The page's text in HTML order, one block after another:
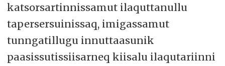
katsorsartinnissamut ilaquttanullu
tapersersuinissaq, imigassamut
tunngatillugu innuttaasunik
paasissutissiisarneq kiisalu ilaqutariinni